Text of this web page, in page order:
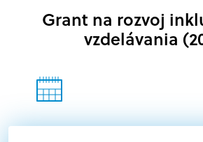
Grant na rozvoj
vzdelávania